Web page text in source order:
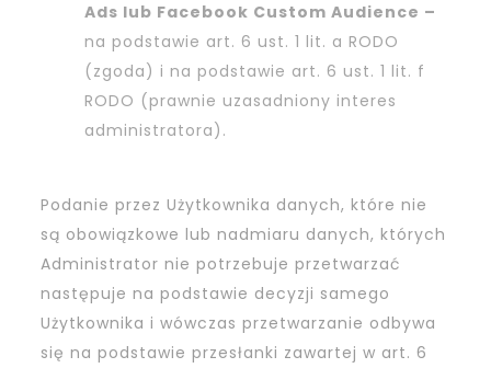
Ads lub Facebook Custom Audience –
na podstawie art. 6 ust. 1 lit. a RODO
(zgoda) i na podstawie art. 6 ust. 1 lit. f
RODO (prawnie uzasadniony interes
administratora).
Podanie przez Użytkownika danych, które nie
są obowiązkowe lub nadmiaru danych, których
Administrator nie potrzebuje przetwarzać
następuje na podstawie decyzji samego
Użytkownika i wówczas przetwarzanie odbywa
się na podstawie przesłanki zawartej w art. 6